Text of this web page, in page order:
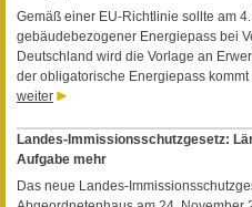
Gemäß einer EU-Richtlinie sollte am
gebäudebezogener Energiepass bei
Deutschland wird die Vorlage an
der obligatorische Energiepass kommt
weiter
Landes-Immissionsschutzgesetz:
Aufgabe mehr
Das neue Landes-